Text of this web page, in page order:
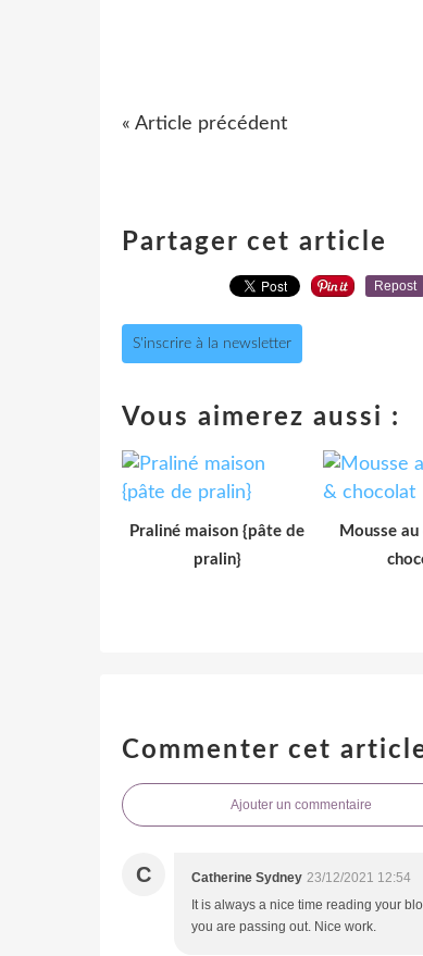
« Article précédent
Partager cet article
Repost
S'inscrire à la newsletter
Vous aimerez aussi :
Praliné maison {pâte de
pralin}
Mousse
Commenter cet
Ajouter un commentaire
C Catherine Sydney 23/12/2021 12:54
It is always a nice time reading your
you are passing out. Nice work.